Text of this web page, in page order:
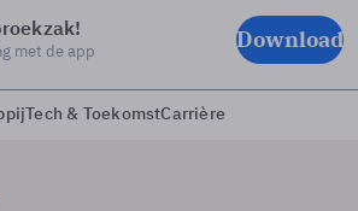
met de app Download
Tech & ToekomstCarrière